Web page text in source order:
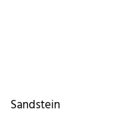
Sandstein